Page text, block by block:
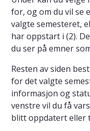
for, og om du vil se
valgte semesteret,
har oppstart i (2).
du ser på emner
Resten av siden
for det valgte
informasjon og
venstre vil du få
blitt oppdatert eller